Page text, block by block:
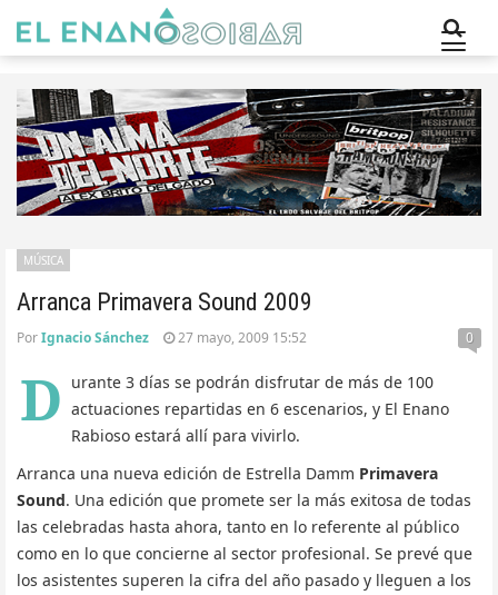
Arranca Primavera Sound 2009
MÚSICA
PorIgnacio Sánchez 27 mayo, 2009 15:52 0
D urante 3 días se podrán disfrutar de más de 100
actuaciones repartidas en 6 escenarios, y El Enano
Rabioso estará allí para vivirlo.
Arranca una nueva edición de Estrella Damm Primavera
Sound. Una edición que promete ser la más exitosa de todas
las celebradas hasta ahora, tanto en lo referente al público
como en lo que concierne al sector profesional. Se prevé que
los asistentes superen la cifra del año pasado y lleguen a los